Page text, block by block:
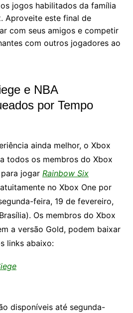
jogos habilitados da família
Aproveite este final de
com seus amigos e competir
com outros jogadores ao
e NBA
por Tempo
ainda melhor, o Xbox
todos os membros do Xbox
jogar Rainbow Six
no Xbox One por
feira, 19 de fevereiro,
Os membros do Xbox
a versão Gold, podem baixar
links abaixo:
disponíveis até segunda-